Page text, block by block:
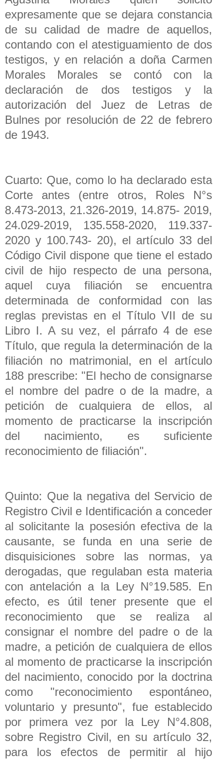
expresamente que se dejara constancia
de su calidad de madre de aquellos,
contando con el atestiguamiento de dos
testigos, y en relación a doña Carmen
Morales Morales se contó con la
declaración de dos testigos y la
autorización del Juez de Letras de
Bulnes por resolución de 22 de febrero
de 1943.
Cuarto: Que, como lo ha declarado esta
Corte antes (entre otros, Roles N°s
8.473-2013, 21.326-2019, 14.875- 2019,
24.029-2019, 135.558-2020, 119.337-
2020 y 100.743- 20), el artículo 33 del
Código Civil dispone que tiene el estado
civil de hijo respecto de una persona,
aquel cuya filiación se encuentra
determinada de conformidad con las
reglas previstas en el Título VII de su
Libro I. A su vez, el párrafo 4 de ese
Título, que regula la determinación de la
filiación no matrimonial, en el artículo
188 prescribe: "El hecho de consignarse
el nombre del padre o de la madre, a
petición de cualquiera de ellos, al
momento de practicarse la inscripción
del nacimiento, es suficiente
reconocimiento de filiación".
Quinto: Que la negativa del Servicio de
Registro Civil e Identificación a conceder
al solicitante la posesión efectiva de la
causante, se funda en una serie de
disquisiciones sobre las normas, ya
derogadas, que regulaban esta materia
con antelación a la Ley N°19.585. En
efecto, es útil tener presente que el
reconocimiento que se realiza al
consignar el nombre del padre o de la
madre, a petición de cualquiera de ellos
al momento de practicarse la inscripción
del nacimiento, conocido por la doctrina
como "reconocimiento espontáneo,
voluntario y presunto", fue establecido
por primera vez por la Ley N°4.808,
sobre Registro Civil, en su artículo 32,
para los efectos de permitir al hijo